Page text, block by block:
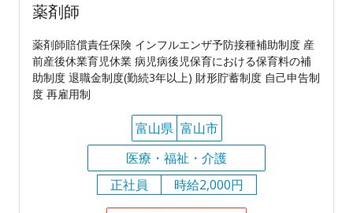
薬剤師
薬剤師賠償責任保険 インフルエンザ予防接種補助制度 産
前産後休業育児休業 病児病後児保育における保育料の補
助制度 退職金制度(勤続3年以上) 財形貯蓄制度 自己申告制
度 再雇用制
富山県 富山市
医療・福祉・介護
正社員
時給2,000円